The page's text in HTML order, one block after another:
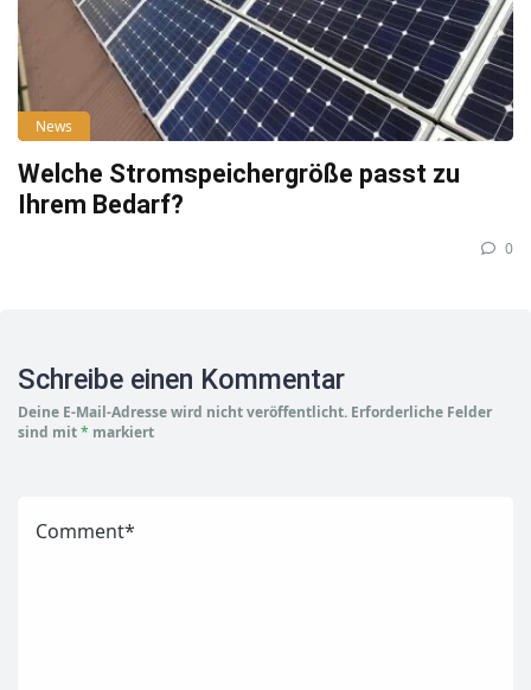
News
Welche Stromspeichergröße passt zu
Ihrem Bedarf?
0
Schreibe einen Kommentar
Deine E-Mail-Adresse wird nicht veröffentlicht. Erforderliche Felder
sind mit* markiert